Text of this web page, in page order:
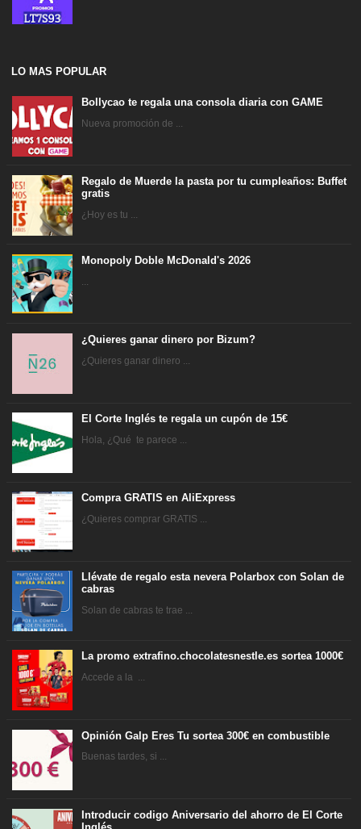
LO MAS POPULAR
Bollycao te regala una consola diaria con GAME
Nueva promoción de ...
Regalo de Muerde la pasta por tu cumpleaños: Buffet
gratis
¿Hoy es tu ...
Monopoly Doble McDonald's 2026
¿Quieres ganar dinero por Bizum?
¿Quieres ganar dinero ...
El Corte Inglés te regala un cupón de 15€
Hola, ¿Qué te parece ...
Compra GRATIS en AliExpress
¿Quieres comprar GRATIS ...
Llévate de regalo esta nevera Polarbox con Solan de
cabras
Solan de cabras te trae ...
La promo extrafino.chocolatesnestle.es sortea 1000€
Accede a la ...
Opinión Galp Eres Tu sortea 300€ en combustible
Buenas tardes, si ...
Introducir codigo Aniversario del ahorro de El Corte